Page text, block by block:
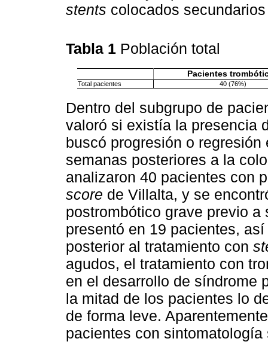
stents colocados
Tabla 1 Población total
Pacientes
Total pacientes 40 (76%)
Dentro del subgrupo de
valoró si existía la presencia
buscó progresión o
semanas posteriores a la
analizaron 40 pacientes con
score de Villalta, y se
postrombótico grave previo
presentó en 19 pacientes,
posterior al tratamiento con
agudos, el tratamiento con
en el desarrollo de síndrome
la mitad de los pacientes lo
de forma leve.
pacientes con sintomatología